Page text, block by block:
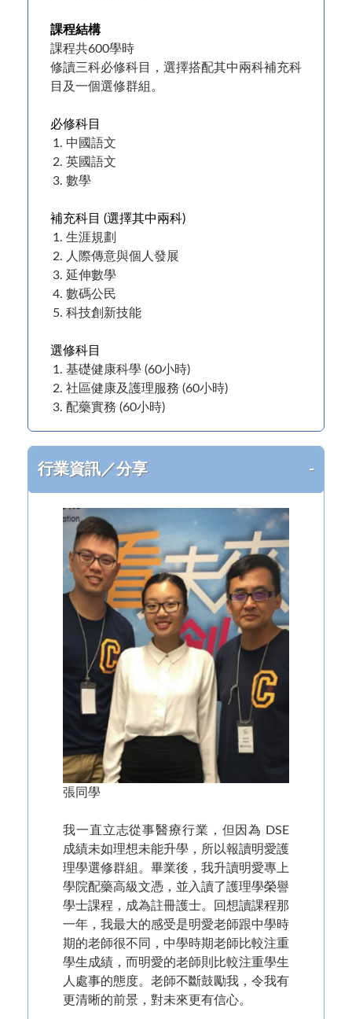
課程結構
課程共600學時
修讀三科必修科目，選擇搭配其中兩科補充科
目及一個選修群組。
必修科目
中國語文
英國語文
數學
補充科目 (選擇其中兩科)
生涯規劃
人際傳意與個人發展
延伸數學
數碼公民
科技創新技能
選修科目
基礎健康科學 (60小時)
社區健康及護理服務 (60小時)
配藥實務 (60小時)
行業資訊／分享
張同學
我一直立志從事醫療行業，但因為 DSE
成績未如理想未能升學，所以報讀明愛護
理學選修群組。畢業後，我升讀明愛專上
學院配藥高級文憑，並入讀了護理學榮譽
學士課程，成為註冊護士。回想讀課程那
一年，我最大的感受是明愛老師跟中學時
期的老師很不同，中學時期老師比較注重
學生成績，而明愛的老師則比較注重學生
人處事的態度。老師不斷鼓勵我，令我有
更清晰的前景，對未來更有信心。